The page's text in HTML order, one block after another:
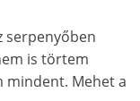
serpenyőben
is törtem
mindent. Mehet a